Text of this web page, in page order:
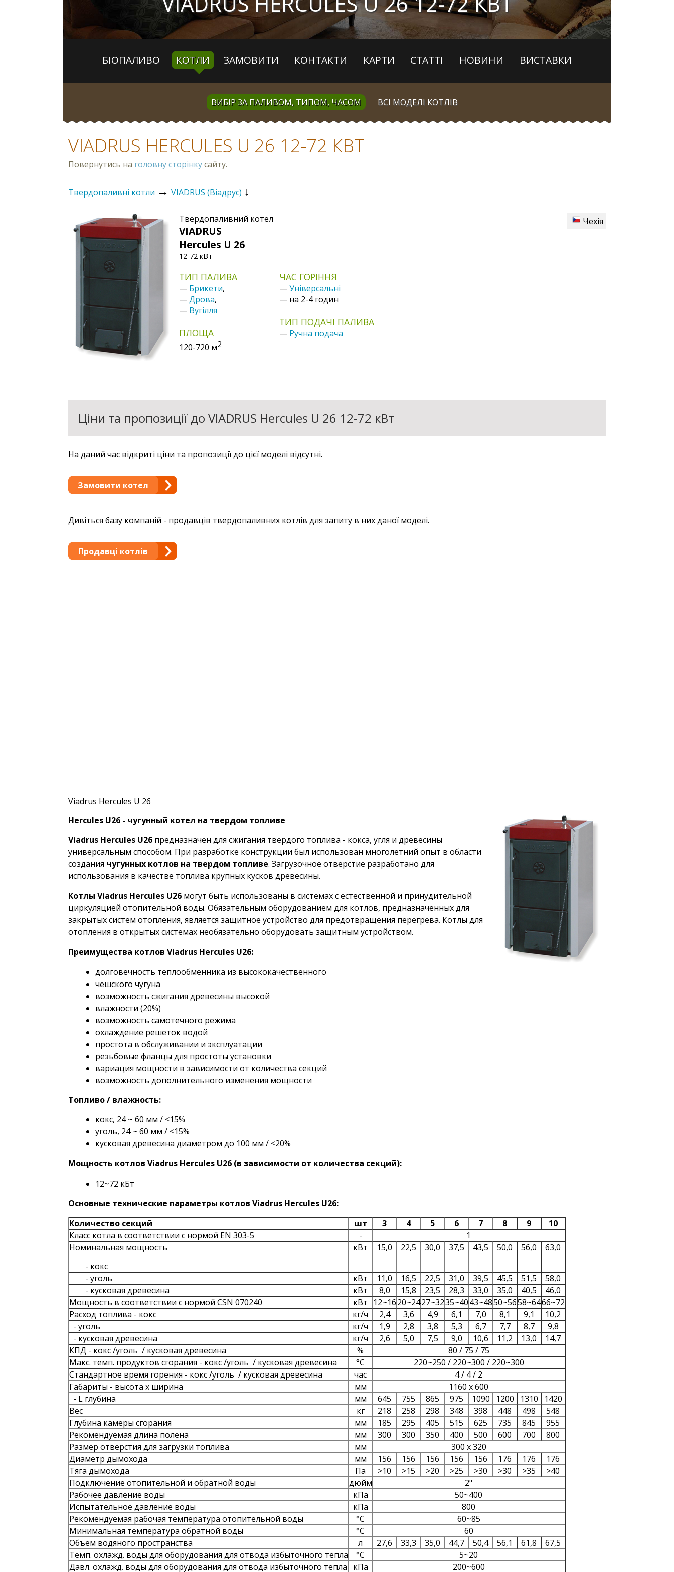
БІОПАЛИВО КОТЛИ ЗАМОВИТИ КОНТАКТИ КАРТИ СТАТТІ НОВИНИ ВИСТАВКИ
ВИБІР ЗА ПАЛИВОМ, ТИПОМ, ЧАСОМ ВСІ МОДЕЛІ КОТЛІВ
VIADRUS HERCULES U 26 12-72 КВТ
Повернутись на головну сторінкусайту.
Твердопаливні котли → VIADRUS (Віадрус) ↓
Чехія
Твердопаливний котел
VIADRUS
Hercules U 26
12-72 кВт
ТИП ПАЛИВА
— Брикети,
—Дрова,
— Вугілля
ПЛОЩА
120-720 м2
ЧАС ГОРІННЯ
—Універсальні
— на 2-4 годин
ТИП ПОДАЧІ ПАЛИВА
— Ручна подача
Ціни та пропозиції до VIADRUS Hercules U 26 12-72 кВт
На даний час відкриті ціни та пропозиції до цієї моделі відсутні.
Замовити котел
Дивіться базу компаній - продавців твердопаливних котлів для запиту в них даної моделі.
Продавці котлів
Viadrus Hercules U 26
Hercules U26 - чугунный котел на твердом топливе
Viadrus Hercules U26предназначен для сжигания твердого топлива - кокса, угля и древесины
универсальным способом. При разработке конструкции был использован многолетний опыт в области
создания чугунных котлов на твердом топливе. Загрузочное отверстие разработано для
использования в качестве топлива крупных кусков древесины.
Котлы Viadrus Hercules U26могут быть использованы в системахс естественной и принудительной
циркуляцией отопительной воды. Обязательным оборудованием для котлов, предназначенных для
закрытых систем отопления, является защитное устройство для предотвращения перегрева. Котлы для
отопления в открытых системах необязательно оборудовать защитным устройством.
Преимущества котлов Viadrus Hercules U26:
долговечность теплообменника из высококачественного
чешского чугуна
возможность сжигания древесины высокой
влажности (20%)
возможность самотечного режима
охлаждение решеток водой
простота в обслуживании и эксплуатации
резьбовые фланцы для простоты установки
вариация мощности в зависимости от количества секций
возможность дополнительного изменения мощности
Топливо / влажность:
кокс, 24 ~ 60 мм / <15%
уголь, 24 ~ 60 мм / <15%
кусковая древесина диаметром до 100 мм / <20%
Мощность котлов Viadrus Hercules U26 (в зависимости от количества секций):
12~72 кБт
Основные технические параметры котлов Viadrus Hercules U26:
Количество секций
шт 3 4 5 6 7 8 9
10
Класс котла в соответствии с нормой EN 303-5
-
1
Номинальная мощность
- кокс
кВт 15,0 22,5 30,0 37,5 43,5 50,0 56,0 63,0
- уголь кВт 11,0 16,5 22,5 31,0 39,5 45,5 51,5
58,0
- кусковая древесина
кВт 8,0 15,8 23,5 28,3 33,0 35,0 40,5
46,0
Мощность в соответствии с нормой CSN 070240
кВт 12~1620~2427~3235~4043~4850~5658~6466~72
Расход топлива - кокс
кг/ч 2,4 3,6 4,9 6,1 7,0 8,1 9,1
10,2
- уголь
кг/ч 1,9 2,8 3,8 5,3 6,7 7,7 8,7
9,8
- кусковая древесина
кг/ч 2,6 5,0 7,5 9,0 10,6 11,2 13,0
14,7
КПД - кокс/уголь / кусковая древесина %
80 / 75 / 75
Макс. темп. продуктов сгорания - кокс/уголь / кусковая древесина °C
220~250 / 220~300 / 220~300
Стандартное время горения - кокс/уголь / кусковая древесина час
4 / 4 / 2
Габариты - высота х ширина
мм
1160 x 600
- L глубина
мм 645 755 865 975 1090 1200 1310
1420
Вес
кг 218 258 298 348 398 448 498
548
Глубина камеры сгорания мм 185 295 405 515 625 735 845
955
Рекомендуемая длина полена
мм 300 300 350 400 500 600 700
800
Размер отверстия для загрузки топлива
мм
300 x 320
Диаметр дымохода
мм 156 156 156 156 156 176 176
176
Тяга дымохода
Па >10 >15 >20 >25 >30 >30 >35
>40
Подключение отопительной и обратной воды
дюйм
2"
Рабочее давление воды
кПа
50~400
Испытательное давление воды
кПа
800
Рекомендуемая рабочая температура отопительной воды
°C
60~85
Минимальная температура обратной воды
°C
60
Объем водяного пространства
л 27,6 33,3 35,0 44,7 50,4 56,1 61,8
67,5
Teмп. охлажд. воды для оборудования для отвода избыточного тепла
°C
5~20
Давл. охлажд. воды для оборудования для отвода избыточного тепла
кПа 200~600